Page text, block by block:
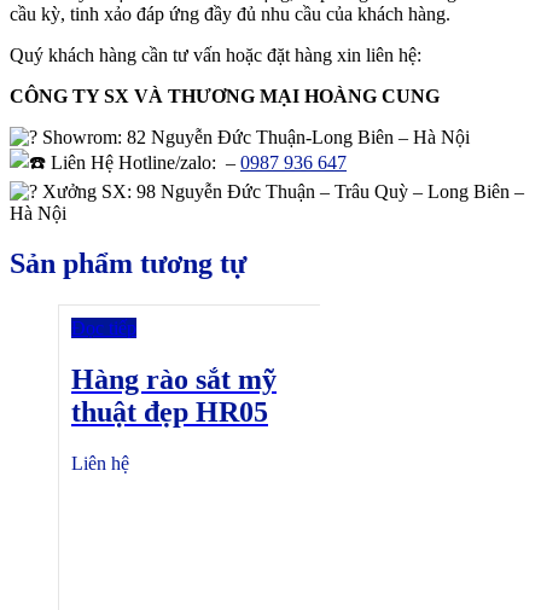
cầu kỳ, tinh xảo đáp ứng đầy đủ nhu cầu của khách hàng.
Quý khách hàng cần tư vấn hoặc đặt hàng xin liên hệ:
CÔNG TY SX VÀ THƯƠNG MẠI HOÀNG CUNG
Showrom: 82 Nguyễn Đức Thuận-Long Biên – Hà Nội
Liên Hệ Hotline/zalo: – 0987 936 647
Xưởng SX: 98 Nguyễn Đức Thuận – Trâu Quỳ – Long Biên –
Hà Nội
Sản phẩm tương tự
Đọc tiếp
Hàng rào sắt mỹ
thuật đẹp HR05
Liên hệ